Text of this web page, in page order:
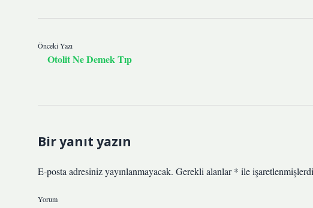
Önceki Yazı
Otolit Ne Demek Tıp
Bir yanıt yazın
E-posta adresiniz yayınlanmayacak. Gerekli alanlar* ile
Yorum